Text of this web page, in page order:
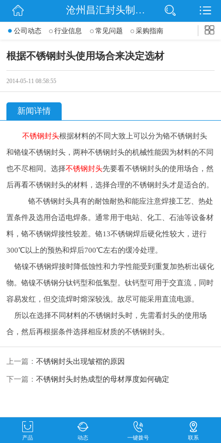
网站首页
信息动态
沧州昌汇封头制造有限公司
公司动态 行业信息 常见问题 采购指南
根据不锈钢封头使用场合来决定选材
2014-05-11 08:58:55
新闻详情
不锈钢封头根据材料的不同大致上可以分为铬不锈钢封头
和铬镍不锈钢封头，两种不锈钢封头的机械性能因为材料的不同
也不尽相同。选择不锈钢封头先要看不锈钢封头的使用场合，然
后再看不锈钢封头的材料，选择合理的不锈钢封头才是适合的。
铬不锈钢封头具有的耐蚀耐热和能应注意焊接工艺、热处
置条件及选用合适电焊条。通常用于电站、化工、石油等设备材
料，铬不锈钢焊接性较差。铬13不锈钢焊后硬化性较大，进行
300℃以上的预热和焊后700℃左右的缓冷处理。
铬镍不锈钢焊接时降低蚀性和力学性能受到重复加热析出碳化
物。铬镍不锈钢分钛钙型和低氢型。钛钙型可用于交直流，同时
容易发红，但交流焊时熔深较浅。故尽可能采用直流电源。
所以在选择不同材料的不锈钢封头时， 先需看封头的使用场
合，然后再根据条件选择相应材质的不锈钢封头。
上一篇：不锈钢封头出现皱褶的原因
下一篇：不锈钢封头封热成型的母材厚度如何确定
产品 动态 一键拨号 联系